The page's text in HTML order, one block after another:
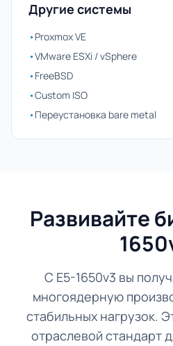
Другие системы
•Proxmox VE
•VMware ESXi / vSphere
•FreeBSD
•Custom ISO
•Переустановка bare metal
Развивайте
С E5-1650v3 вы
многоядерную
стабильных нагрузок.
отраслевой стандарт